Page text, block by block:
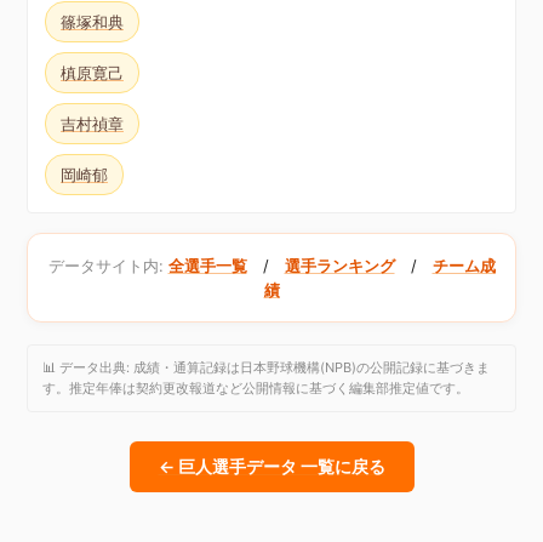
篠塚和典
槙原寛己
吉村禎章
岡崎郁
データサイト内: 全選手一覧/ 選手ランキング/ チーム成
績
📊 データ出典: 成績・通算記録は日本野球機構(NPB)の公開記録に基づきま
す。推定年俸は契約更改報道など公開情報に基づく編集部推定値です。
← 巨人選手データ 一覧に戻る